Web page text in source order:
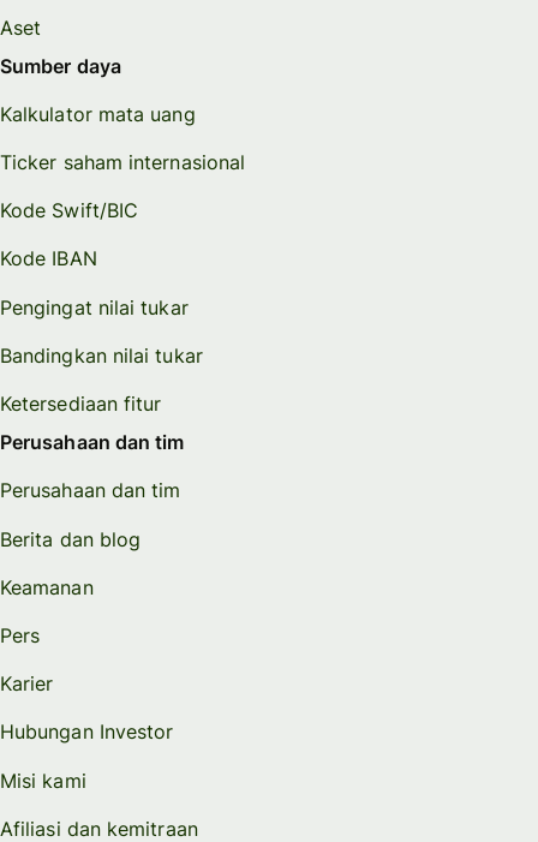
Aset
Sumber daya
Kalkulator mata uang
Ticker saham internasional
Kode Swift/BIC
Kode IBAN
Pengingat nilai tukar
Bandingkan nilai tukar
Ketersediaan fitur
Perusahaan dan tim
Perusahaan dan tim
Berita dan blog
Keamanan
Pers
Karier
Hubungan Investor
Misi kami
Afiliasi dan kemitraan